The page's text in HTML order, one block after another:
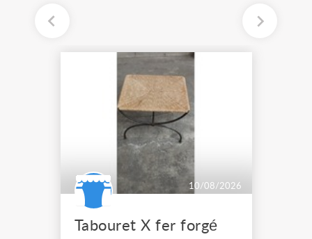
10/08/2026
Tabouret X fer forgé